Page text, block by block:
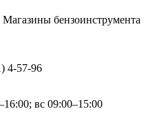
бензоинструмента
4-57-96
вс 09:00–15:00